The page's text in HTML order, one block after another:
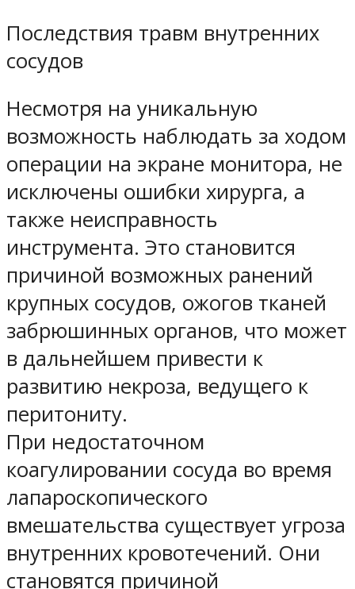
Последствия травм внутренних
сосудов
Несмотря на уникальную
возможность наблюдать за ходом
операции на экране монитора, не
исключены ошибки хирурга, а
также неисправность
инструмента. Это становится
причиной возможных ранений
крупных сосудов, ожогов тканей
забрюшинных органов, что может
в дальнейшем привести к
развитию некроза, ведущего к
перитониту.
При недостаточном
коагулировании сосуда во время
лапароскопического
вмешательства существует угроза
внутренних кровотечений. Они
становятся причиной